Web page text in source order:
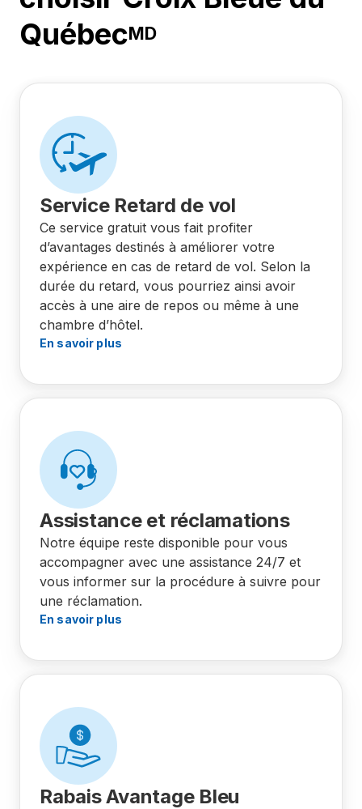
QuébecMD
Service Retard de vol
Ce service gratuit vous fait profiter
d’avantages destinés à améliorer votre
expérience en cas de retard de vol. Selon la
durée du retard, vous pourriez ainsi avoir
accès à une aire de repos ou même à une
chambre d’hôtel.
En savoir plus
Assistance et réclamations
Notre équipe reste disponible pour vous
accompagner avec une assistance 24/7 et
vous informer sur la procédure à suivre pour
une réclamation.
En savoir plus
Rabais Avantage Bleu